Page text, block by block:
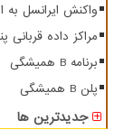
واکنش ایرانسل به
مراکز داده قربانی
برنامه B همیشگی
پلن B همیشگی
جدیدترین ها